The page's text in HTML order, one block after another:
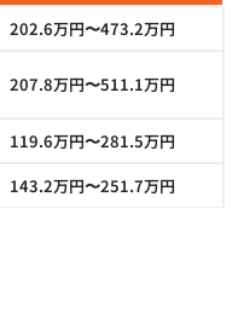
202.6万円〜473.2万円
207.8万円〜511.1万円
119.6万円〜281.5万円
143.2万円〜251.7万円